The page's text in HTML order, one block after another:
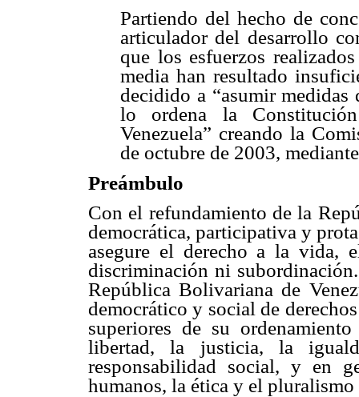
Partiendo del hecho de
articulador del desarrollo
que los esfuerzos
media han resultado
decidido a “asumir
lo ordena la
Venezuela” creando la
de octubre de 2003,
Preámbulo
Con el refundamiento de la
democrática, participativa y
asegure el derecho a la vida,
discriminación ni
República Bolivariana de
democrático y social de
superiores de su
libertad, la justicia, la
responsabilidad social, y en
humanos, la ética y el